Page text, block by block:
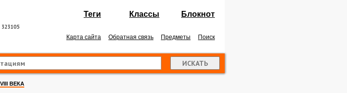
323105
Теги Классы Блокнот
Карта сайта Обратная связь Предметы Поиск
ВЕКА